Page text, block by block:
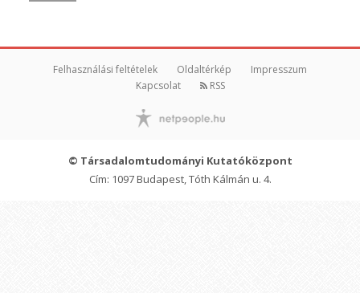
Felhasználási feltételek Oldaltérkép
Impresszum
Kapcsolat
RSS
© Társadalomtudományi Kutatóközpont
Cím: 1097 Budapest, Tóth Kálmán u. 4.